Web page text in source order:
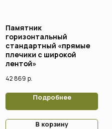
Памятник
горизонтальный
стандартный «прямые
плечики с широкой
лентой»
42 869 р.
Подробнее
В корзину